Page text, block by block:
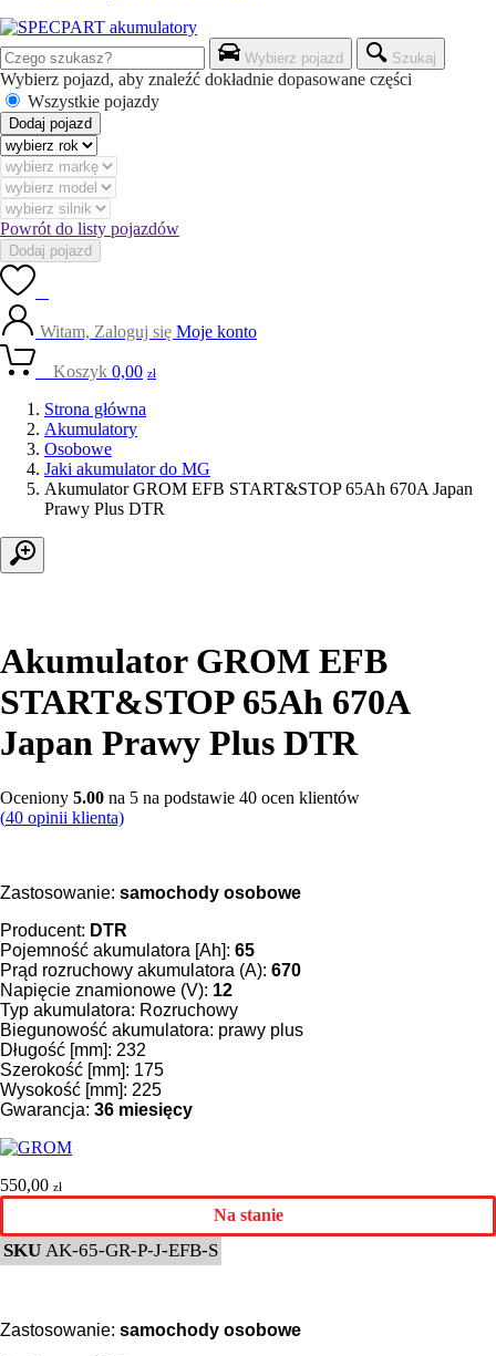
Wybierz pojazd Szukaj
Wybierz pojazd, aby znaleźć dokładnie dopasowane części
Wszystkie pojazdy
Dodaj pojazd
Powrót do listy pojazdów
Dodaj pojazd
Witam, Zaloguj się Moje konto
Koszyk 0,00 zł
Strona główna
Akumulatory
Osobowe
Jaki akumulator do MG
Akumulator GROM EFB START&STOP 65Ah 670A Japan
Prawy Plus DTR
Akumulator GROM EFB
START&STOP 65Ah 670A
Japan Prawy Plus DTR
Oceniony 5.00 na 5 na podstawie 40 ocen klientów
(40 opinii klienta)
Zastosowanie: samochody osobowe
Producent: DTR
Pojemność akumulatora [Ah]: 65
Prąd rozruchowy akumulatora (A): 670
Napięcie znamionowe (V): 12
Typ akumulatora: Rozruchowy
Biegunowość akumulatora: prawy plus
Długość [mm]: 232
Szerokość [mm]: 175
Wysokość [mm]: 225
Gwarancja: 36 miesięcy
550,00 zł
Na stanie
SKU AK-65-GR-P-J-EFB-S
Zastosowanie: samochody osobowe